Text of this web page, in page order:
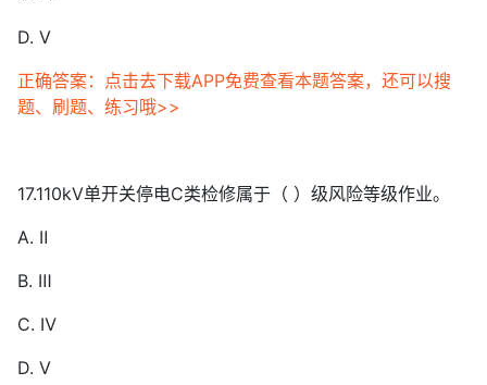
D. Ⅴ
正确答案：点击去下载APP免费查看本题答案，还可以搜
题、刷题、练习哦>>
17.110kV单开关停电C类检修属于（ ）级风险等级作业。
A. Ⅱ
B. Ⅲ
C. Ⅳ
D. Ⅴ